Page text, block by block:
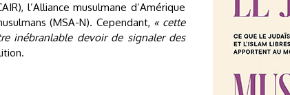
l’Alliance musulmane d’Amérique
(MSA-N). Cependant, « cette
inébranlable devoir de signaler des